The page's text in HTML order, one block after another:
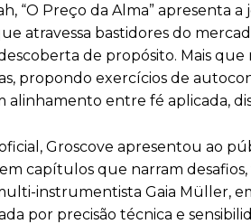
“O Preço da Alma” apresenta
atravessa bastidores do
de propósito. Mais
propondo exercícios de
entre fé aplicada,
Groscove apresentou ao
capítulos que narram
instrumentista Gaia Müller,
por precisão técnica e